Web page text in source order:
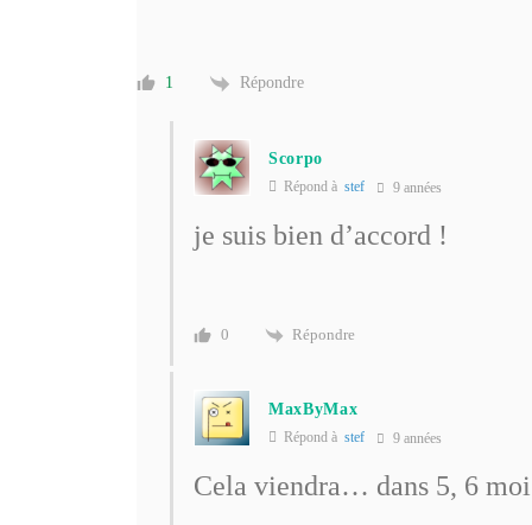
1 Répondre
Scorpo
Répond à stef 9 années
je suis bien d’accord !
0 Répondre
MaxByMax
Répond à stef 9 années
Cela viendra… dans 5, 6